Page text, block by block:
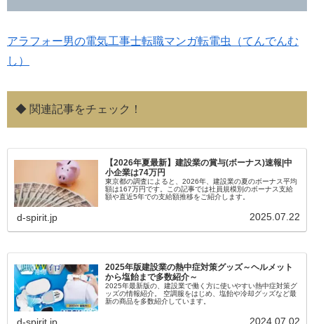
アラフォー男の電気工事士転職マンガ転電虫（てんでんむ
し）
◆ 関連記事をチェック！
【2026年夏最新】建設業の賞与(ボーナス)速報|中
小企業は74万円
東京都の調査によると、2026年、建設業の夏のボーナス平均
額は167万円です。この記事では社員規模別のボーナス支給
額や直近5年での支給額推移をご紹介します。
d-spirit.jp 2025.07.22
2025年版建設業の熱中症対策グッズ～ヘルメット
から塩飴まで多数紹介～
2025年最新版の、建設業で働く方に使いやすい熱中症対策グ
ッズの情報紹介。 空調服をはじめ、塩飴や冷却グッズなど最
新の商品を多数紹介しています。
d-spirit.jp 2024.07.02